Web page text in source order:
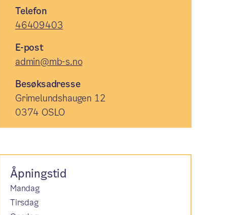
Telefon
46409403
E-post
admin@mb-s.no
Besøksadresse
Grimelundshaugen 12
0374 OSLO
Åpningstid
Mandag
Tirsdag